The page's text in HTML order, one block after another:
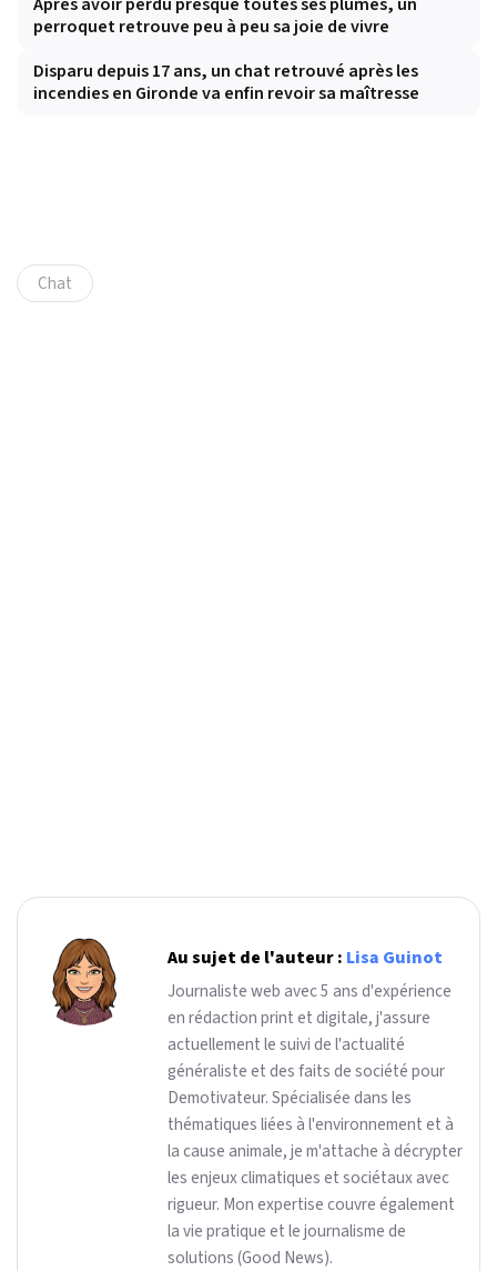
perroquet retrouve peu à peu sa joie de vivre
Disparu depuis 17 ans, un chat retrouvé après les
incendies en Gironde va enfin revoir sa maîtresse
Chat
Au sujet de l'auteur : Lisa Guinot
Journaliste web avec 5 ans d'expérience
en rédaction print et digitale, j'assure
actuellement le suivi de l'actualité
généraliste et des faits de société pour
Demotivateur. Spécialisée dans les
thématiques liées à l'environnement et à
la cause animale, je m'attache à décrypter
les enjeux climatiques et sociétaux avec
rigueur. Mon expertise couvre également
la vie pratique et le journalisme de
solutions (Good News).